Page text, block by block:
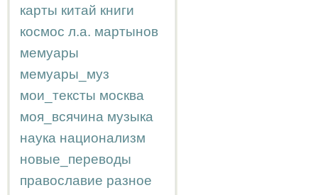
карты китай книги
космос л.а. мартынов
мемуары
мемуары_муз
мои_тексты москва
моя_всячина музыка
наука национализм
новые_переводы
православие разное